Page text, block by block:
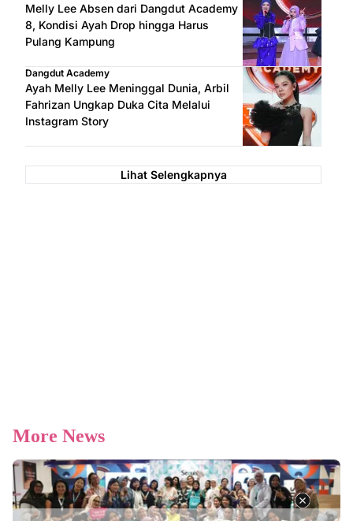
Melly Lee Absen dari Dangdut Academy
8, Kondisi Ayah Drop hingga Harus
Pulang Kampung
Dangdut Academy
Ayah Melly Lee Meninggal Dunia, Arbil
Fahrizan Ungkap Duka Cita Melalui
Instagram Story
Lihat Selengkapnya
More News